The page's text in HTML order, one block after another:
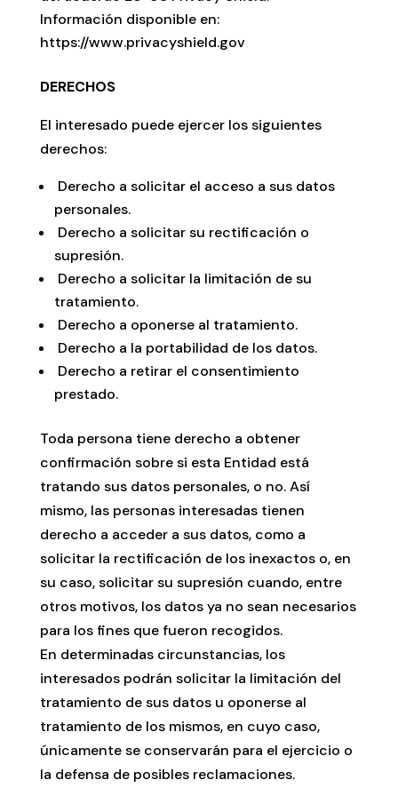
Información disponible en:
https://www.privacyshield.gov
DERECHOS
El interesado puede ejercer los siguientes
derechos:
Derecho a solicitar el acceso a sus datos
personales.
Derecho a solicitar su rectificación o
supresión.
Derecho a solicitar la limitación de su
tratamiento.
Derecho a oponerse al tratamiento.
Derecho a la portabilidad de los datos.
Derecho a retirar el consentimiento
prestado.
Toda persona tiene derecho a obtener
confirmación sobre si esta Entidad está
tratando sus datos personales, o no. Así
mismo, las personas interesadas tienen
derecho a acceder a sus datos, como a
solicitar la rectificación de los inexactos o, en
su caso, solicitar su supresión cuando, entre
otros motivos, los datos ya no sean necesarios
para los fines que fueron recogidos.
En determinadas circunstancias, los
interesados podrán solicitar la limitación del
tratamiento de sus datos u oponerse al
tratamiento de los mismos, en cuyo caso,
únicamente se conservarán para el ejercicio o
la defensa de posibles reclamaciones.